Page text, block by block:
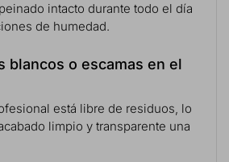
intacto durante todo el día
de humedad.
blancos o escamas en el
está libre de residuos, lo
limpio y transparente una